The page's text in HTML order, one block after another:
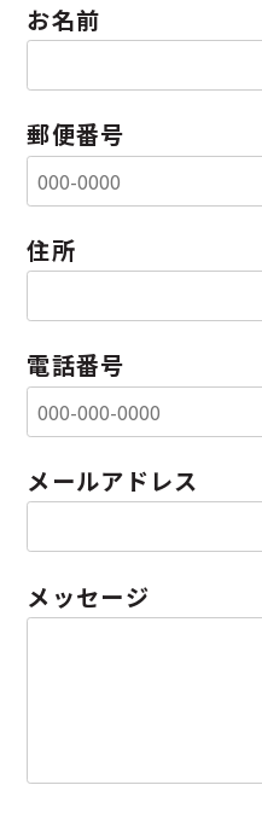
お名前
郵便番号
住所
電話番号
メールアドレス
メッセージ